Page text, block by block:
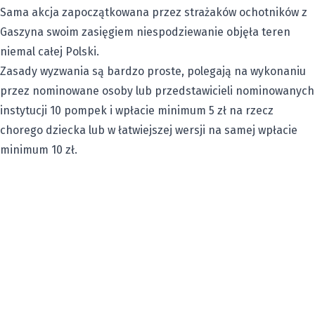
Sama akcja zapoczątkowana przez strażaków ochotników z
Gaszyna swoim zasięgiem niespodziewanie objęła teren
niemal całej Polski.
Zasady wyzwania są bardzo proste, polegają na wykonaniu
przez nominowane osoby lub przedstawicieli nominowanych
instytucji 10 pompek i wpłacie minimum 5 zł na rzecz
chorego dziecka lub w łatwiejszej wersji na samej wpłacie
minimum 10 zł.